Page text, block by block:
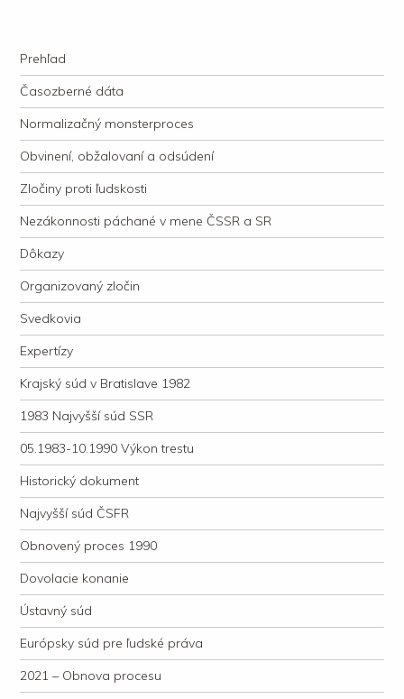
justície
Navigation
Skip to content
Prehľad
Časozberné dáta
Normalizačný monsterproces
Obvinení, obžalovaní a odsúdení
Zločiny proti ľudskosti
Nezákonnosti páchané v mene ČSSR a SR
Dôkazy
Organizovaný zločin
Svedkovia
Expertízy
Krajský súd v Bratislave 1982
1983 Najvyšší súd SSR
05.1983-10.1990 Výkon trestu
Historický dokument
Najvyšší súd ČSFR
Obnovený proces 1990
Dovolacie konanie
Ústavný súd
Európsky súd pre ľudské práva
2021 – Obnova procesu